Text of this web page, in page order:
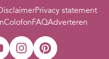
Privacy statement
ColofonFAQAdverteren